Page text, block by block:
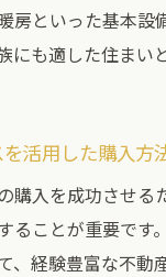
房といった基本設
にも適した住まい
活用した購入方
購入を成功させる
ることが重要です
、経験豊富な不動